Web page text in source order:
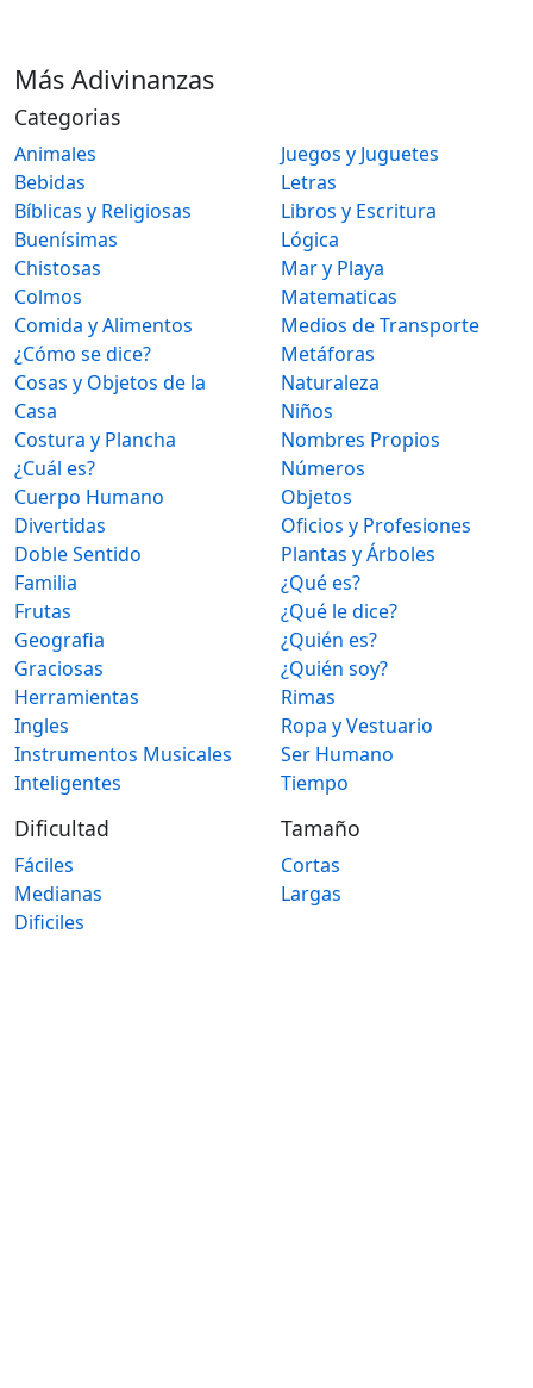
Más Adivinanzas
Categorias
Animales
Bebidas
Bíblicas y Religiosas
Buenísimas
Chistosas
Colmos
Comida y Alimentos
¿Cómo se dice?
Cosas y Objetos de la
Casa
Costura y Plancha
¿Cuál es?
Cuerpo Humano
Divertidas
Doble Sentido
Familia
Frutas
Geografia
Graciosas
Herramientas
Ingles
Instrumentos Musicales
Inteligentes
Juegos y Juguetes
Letras
Libros y Escritura
Lógica
Mar y Playa
Matematicas
Medios de Transporte
Metáforas
Naturaleza
Niños
Nombres Propios
Números
Objetos
Oficios y Profesiones
Plantas y Árboles
¿Qué es?
¿Qué le dice?
¿Quién es?
¿Quién soy?
Rimas
Ropa y Vestuario
Ser Humano
Tiempo
Dificultad
Fáciles
Medianas
Dificiles
Tamaño
Cortas
Largas